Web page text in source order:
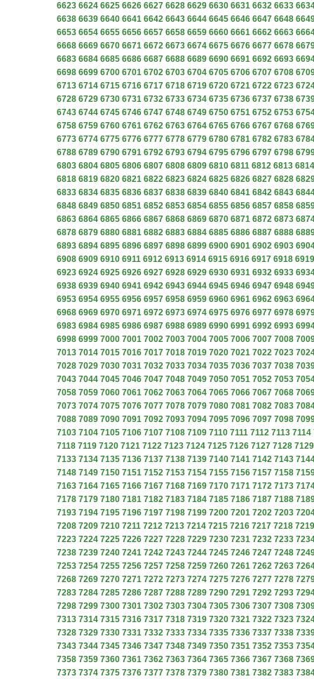
6623 6624 6625 6626 6627 6628 6629 6630 6631 6632 6633
6638 6639 6640 6641 6642 6643 6644 6645 6646 6647 6648
6653 6654 6655 6656 6657 6658 6659 6660 6661 6662 6663
6668 6669 6670 6671 6672 6673 6674 6675 6676 6677 6678
6683 6684 6685 6686 6687 6688 6689 6690 6691 6692 6693
6698 6699 6700 6701 6702 6703 6704 6705 6706 6707 6708
6713 6714 6715 6716 6717 6718 6719 6720 6721 6722 6723
6728 6729 6730 6731 6732 6733 6734 6735 6736 6737 6738
6743 6744 6745 6746 6747 6748 6749 6750 6751 6752 6753
6758 6759 6760 6761 6762 6763 6764 6765 6766 6767 6768
6773 6774 6775 6776 6777 6778 6779 6780 6781 6782 6783
6788 6789 6790 6791 6792 6793 6794 6795 6796 6797 6798
6803 6804 6805 6806 6807 6808 6809 6810 6811 6812 6813 6814
6818 6819 6820 6821 6822 6823 6824 6825 6826 6827 6828
6833 6834 6835 6836 6837 6838 6839 6840 6841 6842 6843
6848 6849 6850 6851 6852 6853 6854 6855 6856 6857 6858
6863 6864 6865 6866 6867 6868 6869 6870 6871 6872 6873
6878 6879 6880 6881 6882 6883 6884 6885 6886 6887 6888
6893 6894 6895 6896 6897 6898 6899 6900 6901 6902 6903
6908 6909 6910 6911 6912 6913 6914 6915 6916 6917 6918 6919
6923 6924 6925 6926 6927 6928 6929 6930 6931 6932 6933
6938 6939 6940 6941 6942 6943 6944 6945 6946 6947 6948
6953 6954 6955 6956 6957 6958 6959 6960 6961 6962 6963
6968 6969 6970 6971 6972 6973 6974 6975 6976 6977 6978
6983 6984 6985 6986 6987 6988 6989 6990 6991 6992 6993
6998 6999 7000 7001 7002 7003 7004 7005 7006 7007 7008
7013 7014 7015 7016 7017 7018 7019 7020 7021 7022 7023
7028 7029 7030 7031 7032 7033 7034 7035 7036 7037 7038
7043 7044 7045 7046 7047 7048 7049 7050 7051 7052 7053
7058 7059 7060 7061 7062 7063 7064 7065 7066 7067 7068
7073 7074 7075 7076 7077 7078 7079 7080 7081 7082 7083
7088 7089 7090 7091 7092 7093 7094 7095 7096 7097 7098
7103 7104 7105 7106 7107 7108 7109 7110 7111 7112 7113 7114
7118 7119 7120 7121 7122 7123 7124 7125 7126 7127 7128 7129
7133 7134 7135 7136 7137 7138 7139 7140 7141 7142 7143
7148 7149 7150 7151 7152 7153 7154 7155 7156 7157 7158
7163 7164 7165 7166 7167 7168 7169 7170 7171 7172 7173
7178 7179 7180 7181 7182 7183 7184 7185 7186 7187 7188
7193 7194 7195 7196 7197 7198 7199 7200 7201 7202 7203
7208 7209 7210 7211 7212 7213 7214 7215 7216 7217 7218 7219
7223 7224 7225 7226 7227 7228 7229 7230 7231 7232 7233
7238 7239 7240 7241 7242 7243 7244 7245 7246 7247 7248
7253 7254 7255 7256 7257 7258 7259 7260 7261 7262 7263
7268 7269 7270 7271 7272 7273 7274 7275 7276 7277 7278
7283 7284 7285 7286 7287 7288 7289 7290 7291 7292 7293
7298 7299 7300 7301 7302 7303 7304 7305 7306 7307 7308
7313 7314 7315 7316 7317 7318 7319 7320 7321 7322 7323
7328 7329 7330 7331 7332 7333 7334 7335 7336 7337 7338
7343 7344 7345 7346 7347 7348 7349 7350 7351 7352 7353
7358 7359 7360 7361 7362 7363 7364 7365 7366 7367 7368
7373 7374 7375 7376 7377 7378 7379 7380 7381 7382 7383